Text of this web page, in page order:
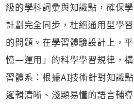
級的學科詞彙與知識點，確保
計劃完全同步，杜絕通用型學習
的問題。在學習體驗設計上，
憶—運用」的科學學習規律，
習體系：根據AI技術針對知識
邏輯清晰、淺顯易懂的語言輔